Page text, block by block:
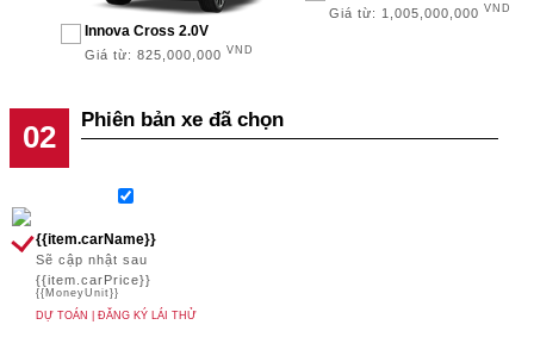
Innova Cross 2.0V
Giá từ:825,000,000 VND
Giá từ: 1,005,000,000 VND
Phiên bản xe đã chọn
{{item.carName}}
Sẽ cập nhật sau
{{item.carPrice}}
{{MoneyUnit}}
DỰ TOÁN
ĐĂNG KÝ LÁI THỬ